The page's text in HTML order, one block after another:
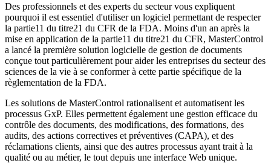
Des professionnels et des experts du secteur vous expliquent
pourquoi il est essentiel d'utiliser un logiciel permettant de respecter
la partie11 du titre21 du CFR de la FDA. Moins d'un an après la
mise en application de la partie11 du titre21 du CFR, MasterControl
a lancé la première solution logicielle de gestion de documents
conçue tout particulièrement pour aider les entreprises du secteur des
sciences de la vie à se conformer à cette partie spécifique de la
règlementation de la FDA.
Les solutions de MasterControl rationalisent et automatisent les
processus GxP. Elles permettent également une gestion efficace du
contrôle des documents, des modifications, des formations, des
audits, des actions correctives et préventives (CAPA), et des
réclamations clients, ainsi que des autres processus ayant trait à la
qualité ou au métier, le tout depuis une interface Web unique.